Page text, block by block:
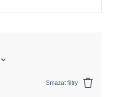
Smazat filtry